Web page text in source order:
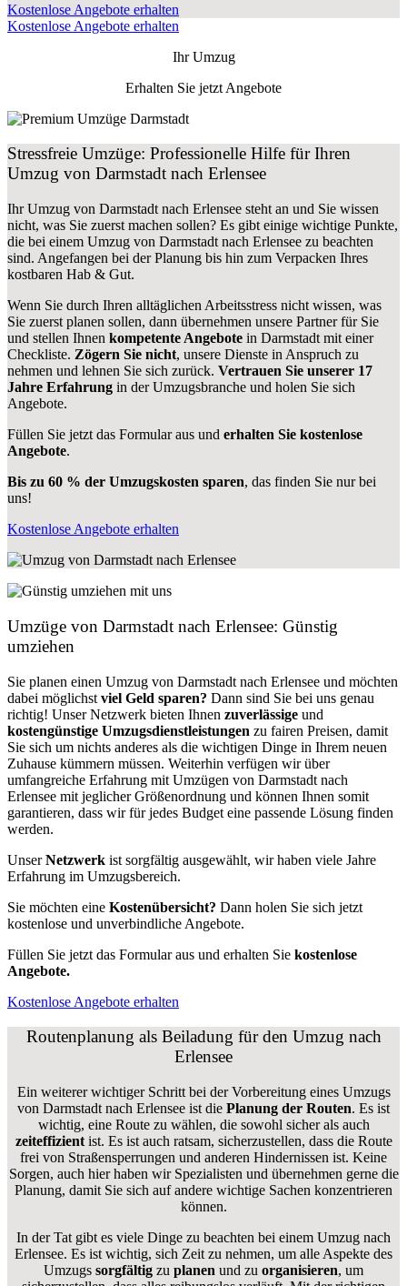
Kostenlose Angebote erhalten
Kostenlose Angebote erhalten
Ihr Umzug
Erhalten Sie jetzt Angebote
Stressfreie Umzüge: Professionelle Hilfe für Ihren
Umzug von Darmstadt nach Erlensee
Ihr Umzug von Darmstadt nach Erlensee steht an und Sie wissen
nicht, was Sie zuerst machen sollen? Es gibt einige wichtige Punkte,
die bei einem Umzug von Darmstadt nach Erlensee zu beachten
sind. Angefangen bei der Planung bis hin zum Verpacken Ihres
kostbaren Hab & Gut.
Wenn Sie durch Ihren alltäglichen Arbeitsstress nicht wissen, was
Sie zuerst planen sollen, dann übernehmen unsere Partner für Sie
und stellen Ihnen kompetente Angebote in Darmstadt mit einer
Checkliste. Zögern Sie nicht, unsere Dienste in Anspruch zu
nehmen und lehnen Sie sich zurück. Vertrauen Sie unserer 17
Jahre Erfahrung in der Umzugsbranche und holen Sie sich
Angebote.
Füllen Sie jetzt das Formular aus und erhalten Sie kostenlose
Angebote.
Bis zu 60 % der Umzugskosten sparen, das finden Sie nur bei
uns!
Kostenlose Angebote erhalten
Umzüge von Darmstadt nach Erlensee: Günstig
umziehen
Sie planen einen Umzug von Darmstadt nach Erlensee und möchten
dabei möglichst viel Geld sparen? Dann sind Sie bei uns genau
richtig! Unser Netzwerk bieten Ihnen zuverlässige und
kostengünstige Umzugsdienstleistungen zu fairen Preisen, damit
Sie sich um nichts anderes als die wichtigen Dinge in Ihrem neuen
Zuhause kümmern müssen. Weiterhin verfügen wir über
umfangreiche Erfahrung mit Umzügen von Darmstadt nach
Erlensee mit jeglicher Größenordnung und können Ihnen somit
garantieren, dass wir für jedes Budget eine passende Lösung finden
werden.
UnserNetzwerk ist sorgfältig ausgewählt, wir haben viele Jahre
Erfahrung im Umzugsbereich.
Sie möchten eine Kostenübersicht? Dann holen Sie sich jetzt
kostenlose und unverbindliche Angebote.
Füllen Sie jetzt das Formular aus und erhalten Sie kostenlose
Angebote.
Kostenlose Angebote erhalten
Routenplanung als Beiladung für den Umzug nach
Erlensee
Ein weiterer wichtiger Schritt bei der Vorbereitung eines Umzugs
von Darmstadt nach Erlensee ist die Planung der Routen. Es ist
wichtig, eine Route zu wählen, die sowohl sicher als auch
zeiteffizientist. Es ist auch ratsam, sicherzustellen, dass die Route
frei von Straßensperrungen und anderen Hindernissen ist. Keine
Sorgen, auch hier haben wir Spezialisten und übernehmen gerne die
Planung, damit Sie sich auf andere wichtige Sachen konzentrieren
können.
In der Tat gibt es viele Dinge zu beachten bei einem Umzug nach
Erlensee. Es ist wichtig, sich Zeit zu nehmen, um alle Aspekte des
Umzugs sorgfältig zu planen und zu organisieren, um